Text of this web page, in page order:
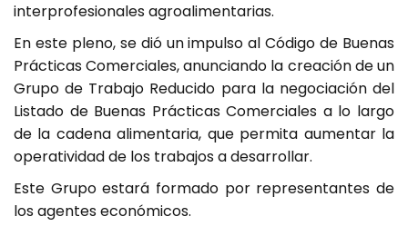
interprofesionales agroalimentarias.
En este pleno, se dió un impulso al Código de Buenas
Prácticas Comerciales, anunciando la creación de un
Grupo de Trabajo Reducido para la negociación del
Listado de Buenas Prácticas Comerciales a lo largo
de la cadena alimentaria, que permita aumentar la
operatividad de los trabajos a desarrollar.
Este Grupo estará formado por representantes de
los agentes económicos.